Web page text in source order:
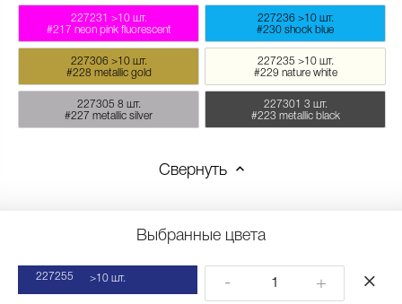
227231
#217 neon pink fluorescent
>10 шт.
227306
#228 metallic gold
>10 шт.
227305
#227 metallic silver
8 шт.
227236
#230 shock blue
>10 шт.
227235
#229 nature white
>10 шт.
227301
#223 metallic black
3 шт.
Свернуть
Выбранные цвета
227255 >10 шт. - +